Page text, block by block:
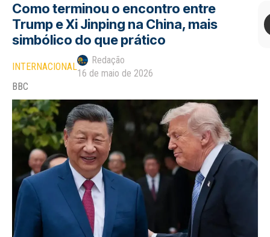
Como terminou o encontro entre
Trump e Xi Jinping na China, mais
simbólico do que prático
INTERNACIONAL
Redação
16 de maio de 2026
BBC